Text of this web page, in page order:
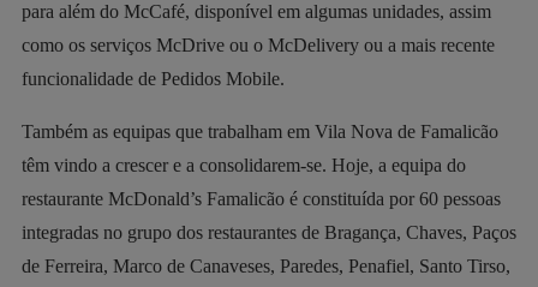
para além do McCafé, disponível em algumas unidades, assim
como os serviços McDrive ou o McDelivery ou a mais recente
funcionalidade de Pedidos Mobile.
Também as equipas que trabalham em Vila Nova de Famalicão
têm vindo a crescer e a consolidarem-se. Hoje, a equipa do
restaurante McDonald’s Famalicão é constituída por 60 pessoas
integradas no grupo dos restaurantes de Bragança, Chaves, Paços
de Ferreira, Marco de Canaveses, Paredes, Penafiel, Santo Tirso,